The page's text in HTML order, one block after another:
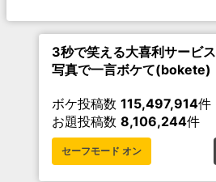
3秒で笑える大喜利サービス
写真で一言ボケて(bokete)
ボケ投稿数 115,497,914件
お題投稿数 8,106,244件
セーフモード オン